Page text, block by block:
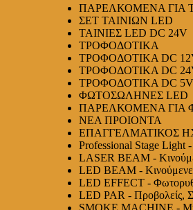
ΠΑΡΕΛΚΟΜΕΝΑ ΓΙΑ
ΣΕΤ ΤΑΙΝΙΩΝ LED
ΤΑΙΝΙΕΣ LED DC 24V
ΤΡΟΦΟΔΟΤΙΚΑ
ΤΡΟΦΟΔΟΤΙΚΑ DC
ΤΡΟΦΟΔΟΤΙΚΑ DC
ΤΡΟΦΟΔΟΤΙΚΑ DC 5V
ΦΩΤΟΣΩΛΗΝΕΣ LED
ΠΑΡΕΛΚΟΜΕΝΑ ΓΙΑ
ΝΕΑ ΠΡΟΙΟΝΤΑ
ΕΠΑΓΓΕΛΜΑΤΙΚΟΣ
Professional Stage Light
LASER BEAM -
LED BEAM -
LED EFFECT -
LED PAR - Προβολείς,